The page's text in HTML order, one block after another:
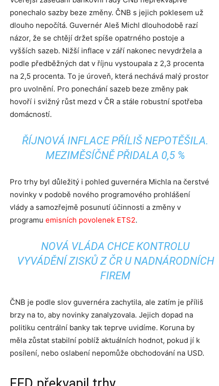
ponechalo sazby beze změny. ČNB s jejich poklesem už
dlouho nepočítá. Guvernér Aleš Michl dlouhodobě razí
názor, že se chtějí držet spíše opatrného postoje a
vyšších sazeb. Nižší inflace v září nakonec nevydržela a
podle předběžných dat v říjnu vystoupala z 2,3 procenta
na 2,5 procenta. To je úroveň, která nechává malý prostor
pro uvolnění. Pro ponechání sazeb beze změny pak
hovoří i svižný růst mezd v ČR a stále robustní spotřeba
domácností.
ŘÍJNOVÁ INFLACE PŘÍLIŠ NEPOTĚŠILA.
MEZIMĚSÍČNĚ PŘIDALA 0,5 %
Pro trhy byl důležitý i pohled guvernéra Michla na čerstvé
novinky v podobě nového programového prohlášení
vlády a samozřejmě posunutí účinnosti a změny v
programu emisních povolenek ETS2.
NOVÁ VLÁDA CHCE KONTROLU
VYVÁDĚNÍ ZISKŮ Z ČR U NADNÁRODNÍCH
FIREM
ČNB je podle slov guvernéra zachytila, ale zatím je příliš
brzy na to, aby novinky zanalyzovala. Jejich dopad na
politiku centrální banky tak teprve uvidíme. Koruna by
měla zůstat stabilní poblíž aktuálních hodnot, pokud jí k
posílení, nebo oslabení nepomůže obchodování na USD.